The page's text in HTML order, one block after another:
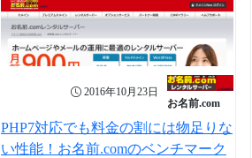
2016年10月23日
お名前.com
PHP7対応でも料金の割には物足りな
い性能！お名前.comのベンチマーク